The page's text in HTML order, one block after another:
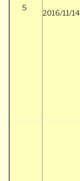
5
2016/11/14